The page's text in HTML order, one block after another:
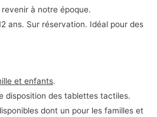
à notre époque.
ans. Sur réservation. Idéal pour des
et enfants.
disposition des tablettes tactiles.
dont un pour les familles et